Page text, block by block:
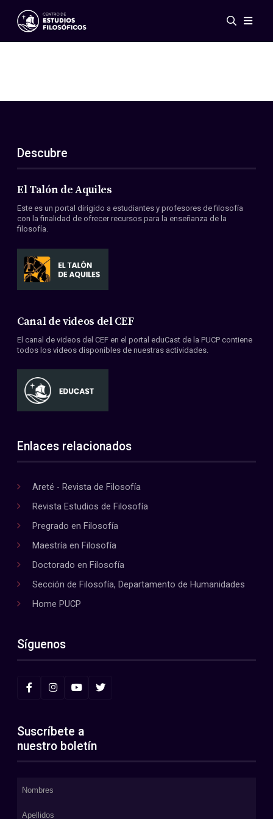
Eventos
ES
EN
Acerca de nosotros
Miembros
Convenios
Descubre
El Talón de Aquiles
Este es un portal dirigido a estudiantes y profesores de filosofía
con la finalidad de ofrecer recursos para la enseñanza de la
filosofía.
Canal de videos del CEF
El canal de videos del CEF en el portal eduCast de la PUCP contiene
todos los videos disponibles de nuestras actividades.
Enlaces relacionados
Areté - Revista de Filosofía
Revista Estudios de Filosofía
Pregrado en Filosofía
Maestría en Filosofía
Doctorado en Filosofía
Sección de Filosofía, Departamento de Humanidades
Home PUCP
Síguenos
Suscríbete a
nuestro boletín